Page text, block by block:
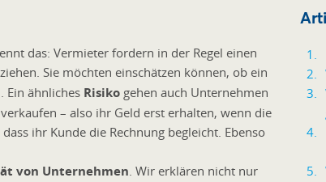
das: Vermieter fordern in der Regel einen
Sie möchten einschätzen können, ob ein
Ein ähnliches Risiko gehen auch Unternehmen
– also ihr Geld erst erhalten, wenn die
ihr Kunde die Rechnung begleicht. Ebenso
von Unternehmen. Wir erklären nicht nur